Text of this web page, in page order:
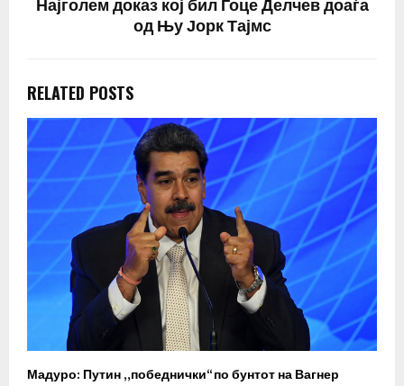
Најголем доказ кој бил Гоце Делчев доаѓа
од Њу Јорк Тајмс
RELATED POSTS
Мадуро: Путин „победнички“ по бунтот на Вагнер